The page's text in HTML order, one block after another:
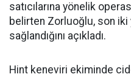
satıcılarına yönelik
belirten Zorluoğlu, son iki
sağlandığını açıkladı.
Hint keneviri ekiminde